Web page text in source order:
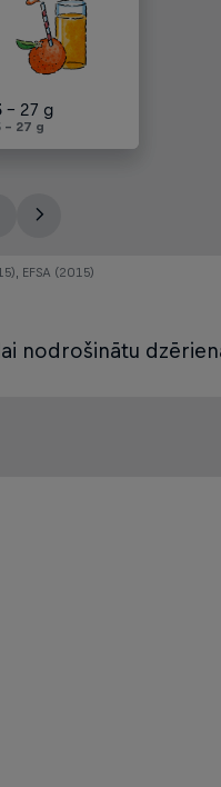
- 45 g
250 ml
- 27 g
- 27 g
- 30 g
250 ml
- 25 g
250 ml
- 45 g
250 ml
EFSA (2015)
nodrošinātu